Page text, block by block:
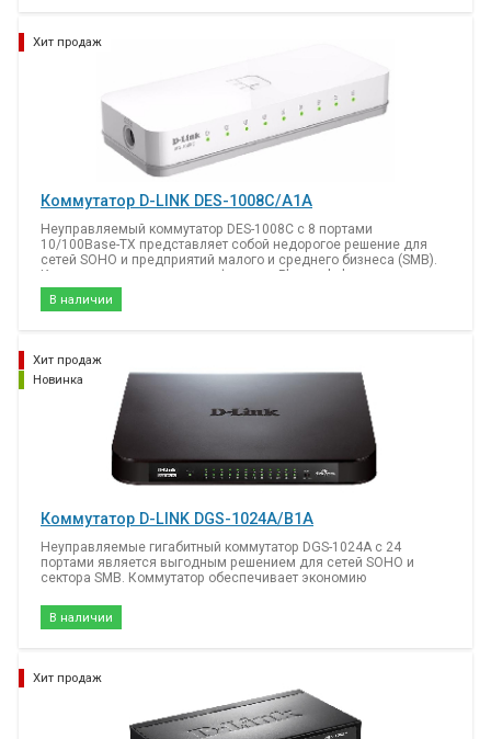
распределение трафика в зависимости от его ценности. Это
видеопотоков даже при высокой нагрузке со стороны других
клиентов. Модель соответствует энергостандарту 802.3az EEE и
потребляет минимально необходимый объем электроэнергии
при работе.
Хит продаж
Коммутатор D-LINK DES-1008C/A1A
Неуправляемый коммутатор DES-1008C с 8 портами
10/100Base-TX представляет собой недорогое решение для
сетей SOHO и предприятий малого и среднего бизнеса (SMB).
Коммутатор поддерживает функцию Plug-and-play, которая
обеспечивает простую установку, и предоставляет широкую
полосу пропускания.
В наличии
Хит продаж
Новинка
Коммутатор D-LINK DGS-1024A/B1A
Неуправляемые гигабитный коммутатор DGS-1024A с 24
портами является выгодным решением для сетей SOHO и
сектора SMB. Коммутатор обеспечивает экономию
за счет высокой плотности гигабитных портов.
В наличии
Хит продаж